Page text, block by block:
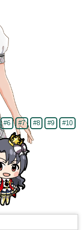
#6 #7 #8 #9 #10